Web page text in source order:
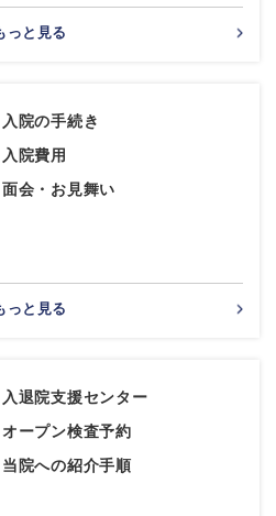
っと見る
入院の手続き
入院費用
面会・お見舞い
っと見る
入退院支援センター
オープン検査予約
当院への紹介手順